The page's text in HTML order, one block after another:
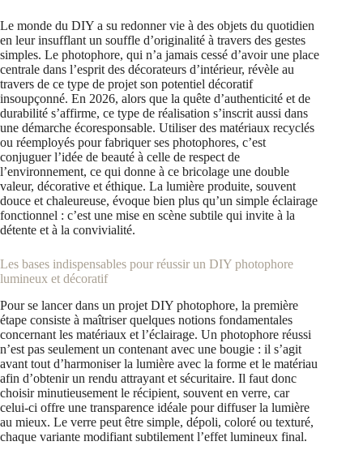
Le monde du DIY a su redonner vie à des objets du quotidien
en leur insufflant un souffle d’originalité à travers des gestes
simples. Le photophore, qui n’a jamais cessé d’avoir une place
centrale dans l’esprit des décorateurs d’intérieur, révèle au
travers de ce type de projet son potentiel décoratif
insoupçonné. En 2026, alors que la quête d’authenticité et de
durabilité s’affirme, ce type de réalisation s’inscrit aussi dans
une démarche écoresponsable. Utiliser des matériaux recyclés
ou réemployés pour fabriquer ses photophores, c’est
conjuguer l’idée de beauté à celle de respect de
l’environnement, ce qui donne à ce bricolage une double
valeur, décorative et éthique. La lumière produite, souvent
douce et chaleureuse, évoque bien plus qu’un simple éclairage
fonctionnel : c’est une mise en scène subtile qui invite à la
détente et à la convivialité.
Les bases indispensables pour réussir un DIY photophore
lumineux et décoratif
Pour se lancer dans un projet DIY photophore, la première
étape consiste à maîtriser quelques notions fondamentales
concernant les matériaux et l’éclairage. Un photophore réussi
n’est pas seulement un contenant avec une bougie : il s’agit
avant tout d’harmoniser la lumière avec la forme et le matériau
afin d’obtenir un rendu attrayant et sécuritaire. Il faut donc
choisir minutieusement le récipient, souvent en verre, car
celui-ci offre une transparence idéale pour diffuser la lumière
au mieux. Le verre peut être simple, dépoli, coloré ou texturé,
chaque variante modifiant subtilement l’effet lumineux final.